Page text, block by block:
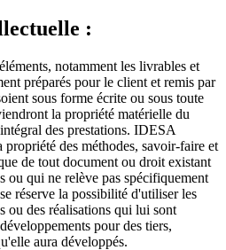
:
notamment les livrables et
préparés pour le client et remis par
sous forme écrite ou sous toute
la propriété matérielle du
des prestations. IDESA
propriété des méthodes, savoir-faire et
de tout document ou droit existant
ou qui ne relève pas spécifiquement
réserve la possibilité d'utiliser les
ou des réalisations qui lui sont
pour des tiers,
aura développés.